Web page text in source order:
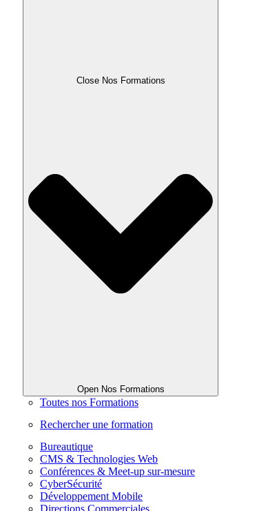
Close Nos Formations
Open Nos Formations
Toutes nos Formations
Rechercher une formation
Bureautique
CMS & Technologies Web
Conférences & Meet-up sur-mesure
CyberSécurité
Développement Mobile
Directions Commerciales